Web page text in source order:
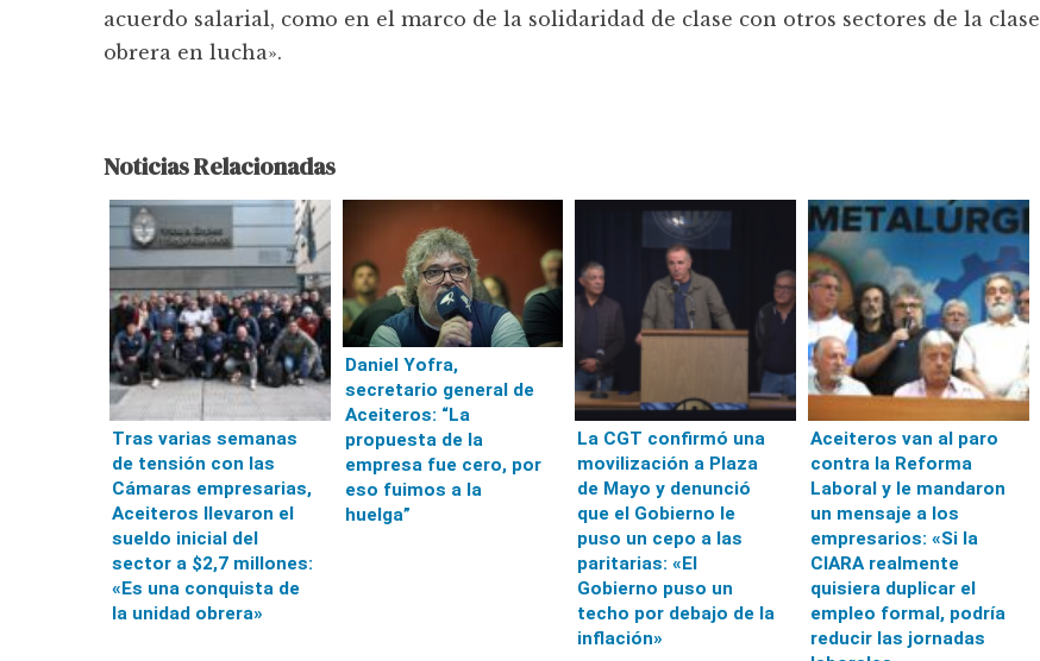
acuerdo salarial, como en el marco de la solidaridad de clase con otros sectores de la clase
obrera en lucha».
Noticias Relacionadas
Tras varias semanas
de tensión con las
Cámaras empresarias,
Aceiteros llevaron el
sueldo inicial del
sector a $2,7 millones:
«Es una conquista de
la unidad obrera»
Daniel Yofra,
secretario general de
Aceiteros: “La
propuesta de la
empresa fue cero, por
eso fuimos a la
huelga”
La CGT confirmó una
movilización a Plaza
de Mayo y denunció
que el Gobierno le
puso un cepo a las
paritarias: «El
Gobierno puso un
techo por debajo de la
inflación»
Aceiteros van al paro
contra la Reforma
Laboral y le mandaron
un mensaje a los
empresarios: «Si la
CIARA realmente
quisiera duplicar el
empleo formal, podría
reducir las jornadas